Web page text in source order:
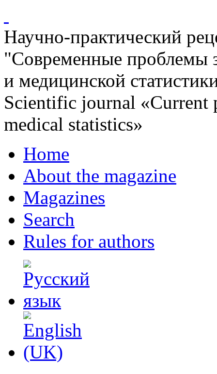
Научно-практический
"Современные проблемы
и медицинской
Scientific journal «Current
medical statistics»
Home
About the magazine
Magazines
Search
Rules for authors